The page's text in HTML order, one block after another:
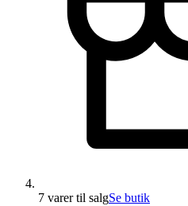
7 varertil salgSe butik